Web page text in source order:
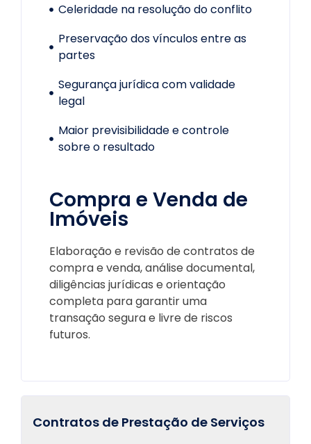
Celeridade na resolução do conflito
Preservação dos vínculos entre as
partes
Segurança jurídica com validade
legal
Maior previsibilidade e controle
sobre o resultado
Compra e Venda de
Imóveis
Elaboração e revisão de contratos de
compra e venda, análise documental,
diligências jurídicas e orientação
completa para garantir uma
transação segura e livre de riscos
futuros.
Contratos de Prestação de Serviços